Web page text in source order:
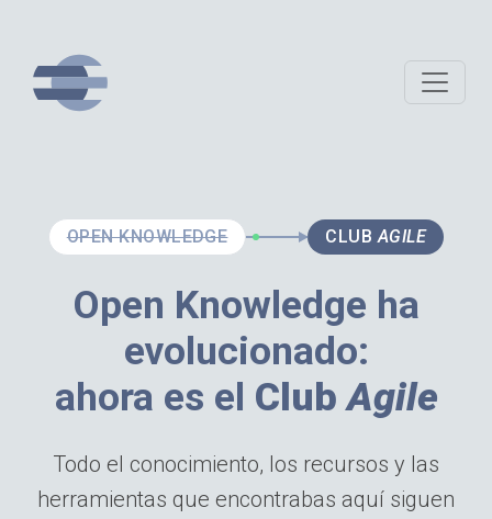
OPEN KNOWLEDGE CLUBAGILE
Open Knowledge ha
evolucionado:
ahora es el ClubAgile
Todo el conocimiento, los recursos y las
herramientas que encontrabas aquí siguen